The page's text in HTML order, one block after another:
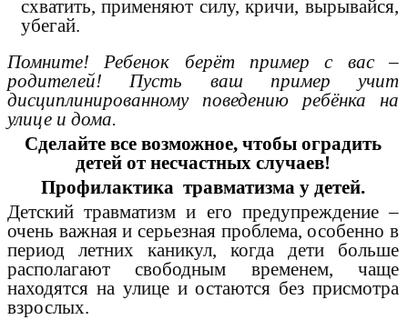
схватить, применяют силу, кричи, вырывайся,
убегай.
Помните! Ребенок берёт пример с вас –
родителей! Пусть ваш пример учит
дисциплинированному поведению ребёнка на
улице и дома.
Сделайте все возможное, чтобы оградить
детей от несчастных случаев!
Профилактика травматизма у детей.
Детский травматизм и его предупреждение –
очень важная и серьезная проблема, особенно в
период летних каникул, когда дети больше
располагают свободным временем, чаще
находятся на улице и остаются без присмотра
взрослых.